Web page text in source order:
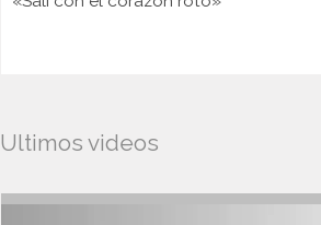
Ultimos videos